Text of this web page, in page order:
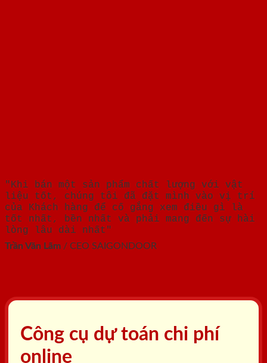
"Khi bán một sản phẩm chất lượng với vật
liệu tốt, chúng tôi đã đặt mình vào vị trí
của Khách hàng để cố gắng xem điều gì là
tốt nhất, bền nhất và phải mang đến sự hài
lòng lâu dài nhất"
Trần Văn Lãm / CEO SAIGONDOOR
Công cụ dự toán chi phí
online